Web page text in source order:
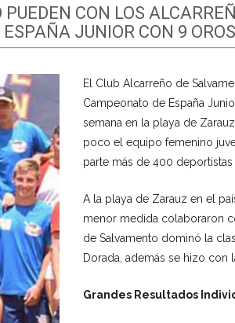
PUEDEN CON LOS
JUNIOR CON 9
El Club Alcarreño de
Campeonato de España
semana en la playa de
poco el equipo femenino
parte más de 400
A la playa de Zarauz en el
menor medida colaboraron
de Salvamento dominó la
Dorada, además se hizo con
Grandes Resultados